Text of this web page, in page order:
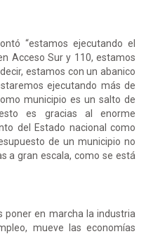
“estamos ejecutando el
Acceso Sur y 110, estamos
estamos con un abanico
ejecutando más de
municipio es un salto de
es gracias al enorme
del Estado nacional como
de un municipio no
a gran escala, como se está
poner en marcha la industria
mueve las economías